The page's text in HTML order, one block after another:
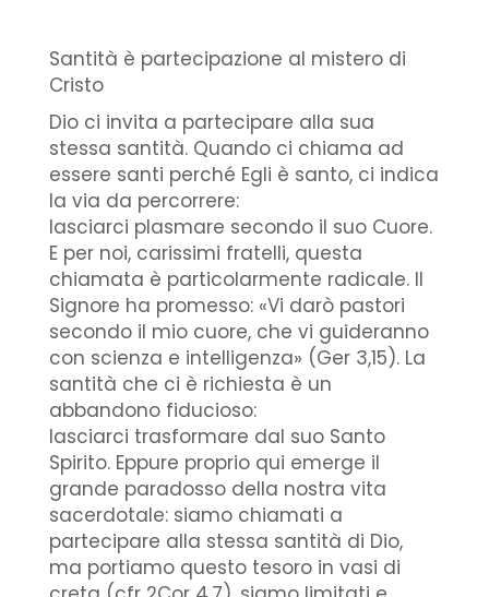
Santità è partecipazione al mistero di
Cristo
Dio ci invita a partecipare alla sua
stessa santità. Quando ci chiama ad
essere santi perché Egli è santo, ci indica
la via da percorrere:
lasciarci plasmare secondo il suo Cuore.
E per noi, carissimi fratelli, questa
chiamata è particolarmente radicale. Il
Signore ha promesso: «Vi darò pastori
secondo il mio cuore, che vi guideranno
con scienza e intelligenza» (Ger 3,15). La
santità che ci è richiesta è un
abbandono fiducioso:
lasciarci trasformare dal suo Santo
Spirito. Eppure proprio qui emerge il
grande paradosso della nostra vita
sacerdotale: siamo chiamati a
partecipare alla stessa santità di Dio,
ma portiamo questo tesoro in vasi di